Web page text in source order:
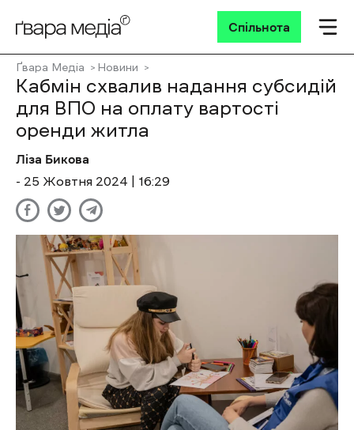
Спільнота
Ґвара Медіа Новини
Кабмін схвалив надання субсидій
для ВПО на оплату вартості
оренди житла
Ліза Бикова
- 25 Жовтня 2024 | 16:29